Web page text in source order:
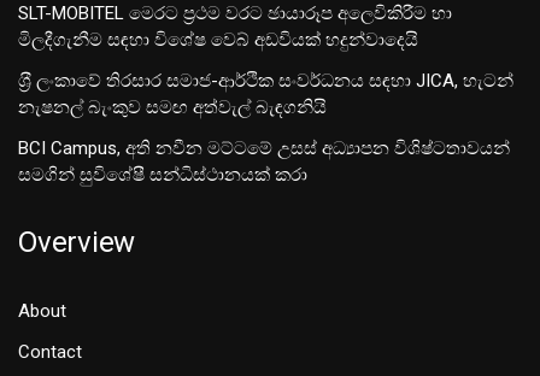
SLT-MOBITEL මෙරට ප්‍රථම වරට ඡායාරූප අලෙවිකිරීම හා
මිලදීගැනීම සඳහා විශේෂ වෙබ් අඩවියක් හදුන්වාදෙයි
ශ‍්‍රී ලංකාවේ තිරසාර සමාජ-ආර්ථික සංවර්ධනය සඳහා JICA, හැටන්
නැෂනල් බැංකුව සමඟ අත්වැල් බැඳගනියි
BCI Campus, අති නවීන මට්ටමේ උසස් අධ්‍යාපන විශිෂ්ටතාවයන්
සමගින් සුවිශේෂී සන්ධිස්ථානයක් කරා
Overview
About
Contact